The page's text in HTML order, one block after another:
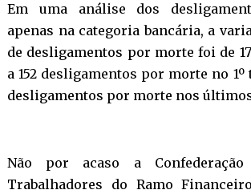
Em uma análise dos
apenas na categoria bancária, a
de desligamentos por morte foi de
a 152 desligamentos por morte no 1º
desligamentos por morte nos últimos
Não por acaso a
Trabalhadores do Ramo